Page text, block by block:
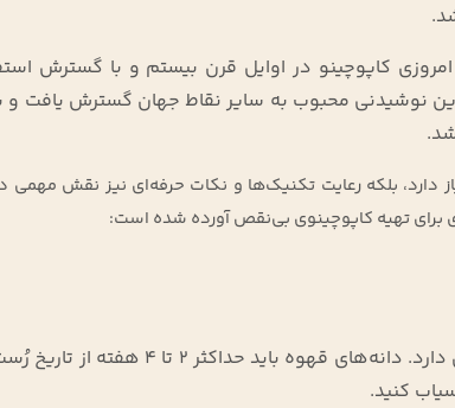
کاپوچینو در اوایل قرن بیستم و با گسترش
نوشیدنی محبوب به سایر نقاط جهان گسترش یافت و
دارد، بلکه رعایت تکنیک‌ها و نکات حرفه‌ای نیز نقش مهمی
برای تهیه کاپوچینوی بی‌نقص آورده شده است:
قهوه‌ای که به‌تازگی رُست شده باشد، عطر و طعم پیچیده‌تری دارد. دانه‌های قهوه باید
کنید.